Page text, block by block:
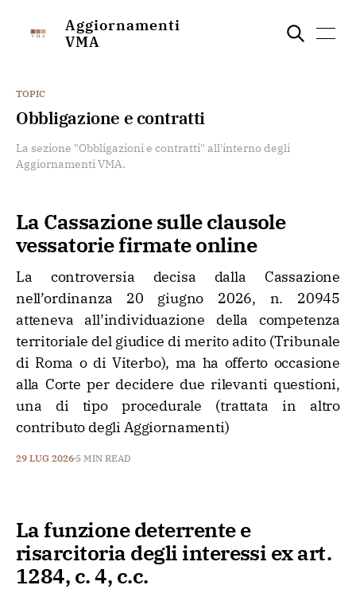
Aggiornamenti
VMA
TOPIC
Obbligazione e contratti
La sezione "Obbligazioni e contratti" all'interno degli
Aggiornamenti VMA.
La Cassazione sulle clausole
vessatorie firmate online
La controversia decisa dalla Cassazione
nell’ordinanza 20 giugno 2026, n. 20945
atteneva all’individuazione della competenza
territoriale del giudice di merito adito (Tribunale
di Roma o di Viterbo), ma ha offerto occasione
alla Corte per decidere due rilevanti questioni,
una di tipo procedurale (trattata in altro
contributo degli Aggiornamenti)
29 LUG 2026 5 MIN READ
La funzione deterrente e
risarcitoria degli interessi ex art.
1284, c. 4, c.c.